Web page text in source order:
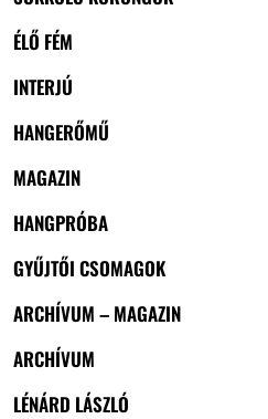
ÉLŐ FÉM
INTERJÚ
HANGERŐMŰ
MAGAZIN
HANGPRÓBA
GYŰJTŐI CSOMAGOK
ARCHÍVUM – MAGAZIN
ARCHÍVUM
LÉNÁRD LÁSZLÓ